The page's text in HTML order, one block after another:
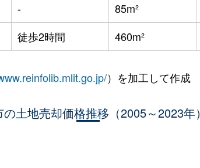
- 85m²
徒歩2時間 460m²
）を加工して作成
土地売却価格推移（2005～2023年）